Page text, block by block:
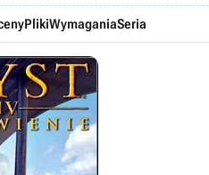
PlikiWymaganiaSeria